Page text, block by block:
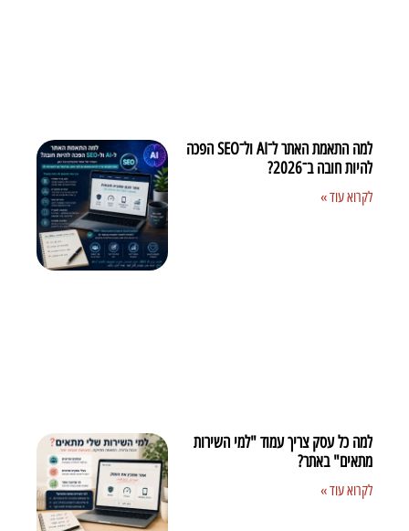
למה התאמת האתר ל־AI ול־SEO הפכה
להיות חובה ב־2026?
לקרוא עוד »
למה כל עסק צריך עמוד "למי השירות
מתאים" באתר?
לקרוא עוד »